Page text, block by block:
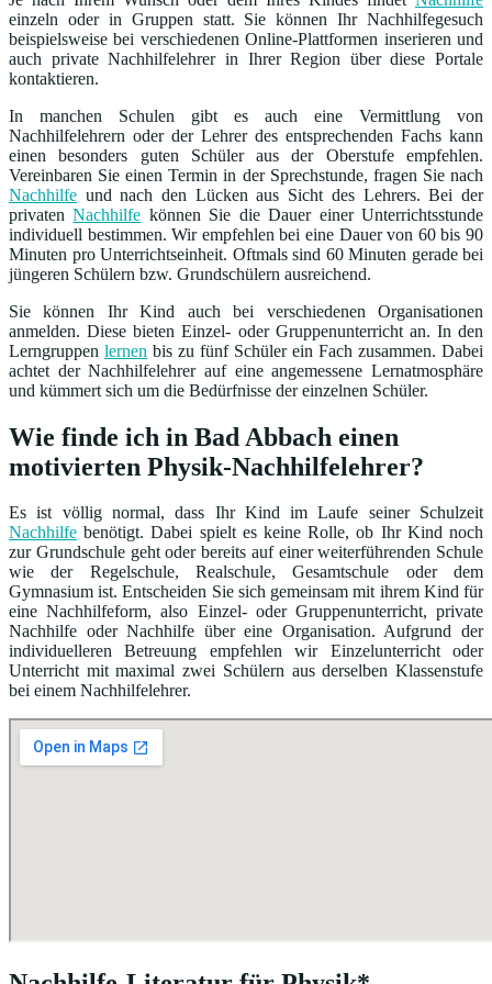
einzeln oder in Gruppen statt. Sie können Ihr Nachhilfegesuch
beispielsweise bei verschiedenen Online-Plattformen inserieren und
auch private Nachhilfelehrer in Ihrer Region über diese Portale
kontaktieren.
In manchen Schulen gibt es auch eine Vermittlung von
Nachhilfelehrern oder der Lehrer des entsprechenden Fachs kann
einen besonders guten Schüler aus der Oberstufe empfehlen.
Vereinbaren Sie einen Termin in der Sprechstunde, fragen Sie nach
Nachhilfe und nach den Lücken aus Sicht des Lehrers. Bei der
privatenNachhilfe können Sie die Dauer einer Unterrichtsstunde
individuell bestimmen. Wir empfehlen bei eine Dauer von 60 bis 90
Minuten pro Unterrichtseinheit. Oftmals sind 60 Minuten gerade bei
jüngeren Schülern bzw. Grundschülern ausreichend.
Sie können Ihr Kind auch bei verschiedenen Organisationen
anmelden. Diese bieten Einzel- oder Gruppenunterricht an. In den
Lerngruppen lernen bis zu fünf Schüler ein Fach zusammen. Dabei
achtet der Nachhilfelehrer auf eine angemessene Lernatmosphäre
und kümmert sich um die Bedürfnisse der einzelnen Schüler.
Wie finde ich in Bad Abbach einen
motivierten Physik-Nachhilfelehrer?
Es ist völlig normal, dass Ihr Kind im Laufe seiner Schulzeit
Nachhilfe benötigt. Dabei spielt es keine Rolle, ob Ihr Kind noch
zur Grundschule geht oder bereits auf einer weiterführenden Schule
wie der Regelschule, Realschule, Gesamtschule oder dem
Gymnasium ist. Entscheiden Sie sich gemeinsam mit ihrem Kind für
eine Nachhilfeform, also Einzel- oder Gruppenunterricht, private
Nachhilfe oder Nachhilfe über eine Organisation. Aufgrund der
individuelleren Betreuung empfehlen wir Einzelunterricht oder
Unterricht mit maximal zwei Schülern aus derselben Klassenstufe
bei einem Nachhilfelehrer.